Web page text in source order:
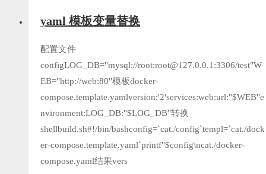
yaml 模板变量替换
配置文件
configLOG_DB="mysql://root:root@127.0.0.1:3306/test"W
EB="http://web:80"模板docker-
compose.template.yamlversion:'2'services:web:url:"$WEB"e
nvironment:LOG_DB:"$LOG_DB"转换
shellbuild.sh#!/bin/bashconfig=`cat./config`templ=`cat./dock
er-compose.template.yaml`printf"$config\ncat./docker-
compose.yaml结果vers